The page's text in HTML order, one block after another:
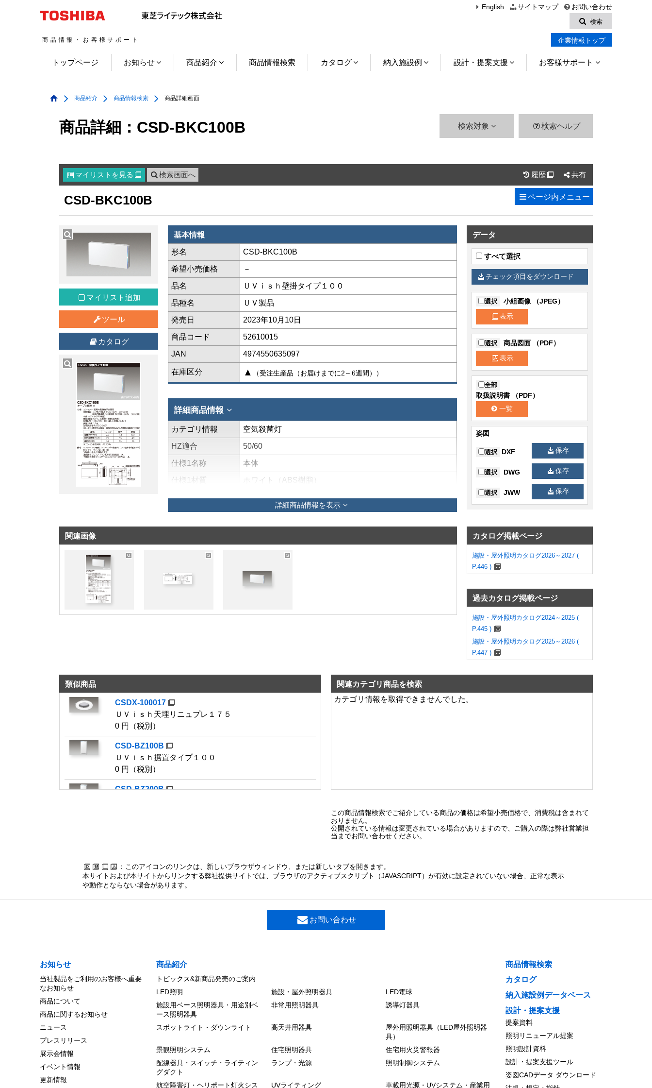
English サイトマップ
お問い合わせ
検索
商品情報・お客様サポート 企業情報トップ
トップページ お知らせ 商品紹介 商品情報検索 カタログ 納入施設例 設計・提案支援 お客様サポート
商品紹介 商品情報検索 商品詳細画面
商品詳細：CSD-BKC100B 検索対象 検索ヘルプ
マイリスト を見る  検索画面へ 履歴  共有
CSD-BKC100B ページ内 メニュー
マイリスト追加
ツール
カタログ
基本情報
形名 CSD-BKC100B
希望小売価格 －
品名 ＵＶｉｓｈ壁掛タイプ１００
品種名 ＵＶ製品
発売日 2023年10月10日
商品コード 52610015
JAN 4974550635097
在庫区分 ▲ （受注生産品（お届けまでに2～6週間））
詳細商品情報
カテゴリ情報 空気殺菌灯
HZ適合 50/60
仕様1名称 本体
仕様1材質 ホワイト（ABS樹脂）
仕様5その他 定格電圧：AC100V～240V
仕様6その他 75W（パワフル） 53W（標準） 40W（静音）
その他備考
安：100?（例 約25畳、天井高さ2.4m）
その他備考
インターロック機構：フロントカバー解放時、ファン故障時
（電源OFF）
詳細商品情報を表示
データ
すべて選択
チェック項目をダウンロード
選択 小組画像 （JPEG）
表示
選択 商品図面 （PDF）
表示
全部
取扱説明書 （PDF）
一覧
姿図
選択 DXF 保存
選択 DWG 保存
選択 JWW 保存
関連画像 カタログ掲載ページ
施設・屋外照明カタログ2026～2027 (
P.446 )
過去カタログ掲載ページ
施設・屋外照明カタログ2024～2025 (
P.445 )
施設・屋外照明カタログ2025～2026 (
P.447 )
類似商品
CSDX-100017
ＵＶｉｓｈ天埋リニュプレ１７５
0 円（税別）
CSD-BZ100B
ＵＶｉｓｈ据置タイプ１００
0 円（税別）
CSD-BZ200B
CSDX-1001
ＵＶｉｓｈ１００光触媒フィルタ
0 円（税別）
ＵＶｉｓｈ据置・卓上タイプ
関連カテゴリ商品を検索
カテゴリ情報を取得できませんでした。
この商品情報検索でご紹介している商品の価格は希望小売価格で、消費税は含まれて
おりません。
公開されている情報は変更されている場合がありますので、ご購入の際は弊社営業担
当までお問い合わせください。
：このアイコンのリンクは、新しいブラウザウィンドウ、または新しいタブを開きます。
本サイトおよび本サイトからリンクする弊社提供サイトでは、ブラウザのアクティブスクリプト（JAVASCRIPT）が有効に設定されていない場合、正常な表示
や動作とならない場合があります。
お問い合わせ
お知らせ
当社製品をご利用のお客様へ重要
なお知らせ
商品について
商品に関するお知らせ
ニュース
プレスリリース
展示会情報
イベント情報
更新情報
商品紹介
トピックス&新商品発売のご案内
LED照明
施設・屋外照明器具
LED電球
施設用ベース照明器具・用途別ベ
ース照明器具
非常用照明器具 誘導灯器具
スポットライト・ダウンライト 高天井用器具
屋外用照明器具（LED屋外照明器
具）
景観照明システム
住宅照明器具
住宅用火災警報器
配線器具・スイッチ・ライティン
グダクト
ランプ・光源 照明制御システム
航空障害灯・ヘリポート灯火シス UVライティング 車載用光源・UVシステム・産業用
商品情報検索
カタログ
納入施設例データベース
設計・提案支援
提案資料
照明リニューアル提案
照明設計資料
設計・提案支援ツール
姿図CADデータ ダウンロード